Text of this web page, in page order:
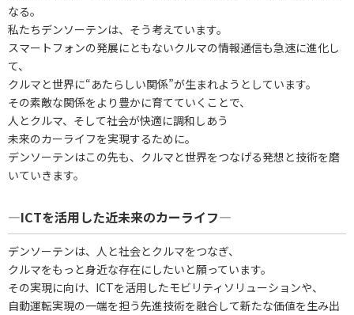
なる。
私たちデンソーテンは、そう考えています。
スマートフォンの発展にともないクルマの情報通信も急速に進化し
て、
クルマと世界に“あたらしい関係”が生まれようとしています。
その素敵な関係をより豊かに育てていくことで、
人とクルマ、そして社会が快適に調和しあう
未来のカーライフを実現するために。
デンソーテンはこの先も、クルマと世界をつなげる発想と技術を磨
いていきます。
―ICTを活用した近未来のカーライフ―
デンソーテンは、人と社会とクルマをつなぎ、
クルマをもっと身近な存在にしたいと願っています。
その実現に向け、ICTを活用したモビリティソリューションや、
自動運転実現の一端を担う先進技術を融合して新たな価値を生み出